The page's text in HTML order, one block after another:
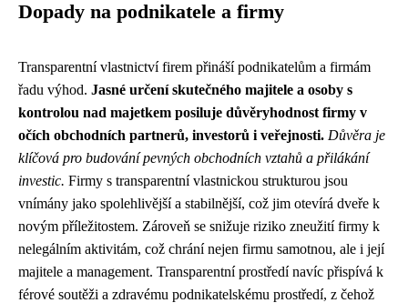
Dopady na podnikatele a firmy
Transparentní vlastnictví firem přináší podnikatelům a firmám
řadu výhod. Jasné určení skutečného majitele a osoby s
kontrolou nad majetkem posiluje důvěryhodnost firmy v
očích obchodních partnerů, investorů i veřejnosti. Důvěra je
klíčová pro budování pevných obchodních vztahů a přilákání
investic. Firmy s transparentní vlastnickou strukturou jsou
vnímány jako spolehlivější a stabilnější, což jim otevírá dveře k
novým příležitostem. Zároveň se snižuje riziko zneužití firmy k
nelegálním aktivitám, což chrání nejen firmu samotnou, ale i její
majitele a management. Transparentní prostředí navíc přispívá k
férové soutěži a zdravému podnikatelskému prostředí, z čehož